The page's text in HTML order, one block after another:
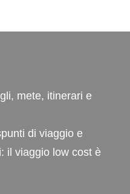
mete, itinerari e
di viaggio e
il viaggio low cost è